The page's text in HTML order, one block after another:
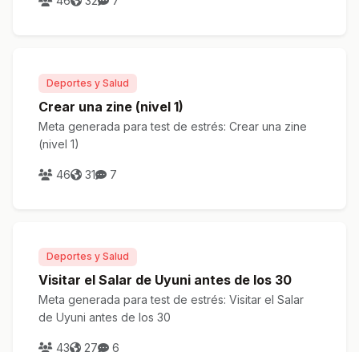
Deportes y Salud
Crear una zine (nivel 1)
Meta generada para test de estrés: Crear una zine
(nivel 1)
46 31 7
Deportes y Salud
Visitar el Salar de Uyuni antes de los 30
Meta generada para test de estrés: Visitar el Salar
de Uyuni antes de los 30
43 27 6